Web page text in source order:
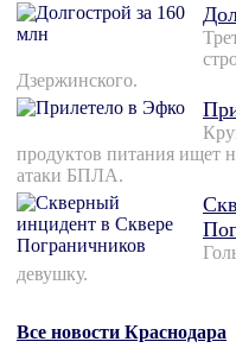
Дзержинского.
продуктов питания ищет
атаки БПЛА.
девушку.
Все новости Краснодара